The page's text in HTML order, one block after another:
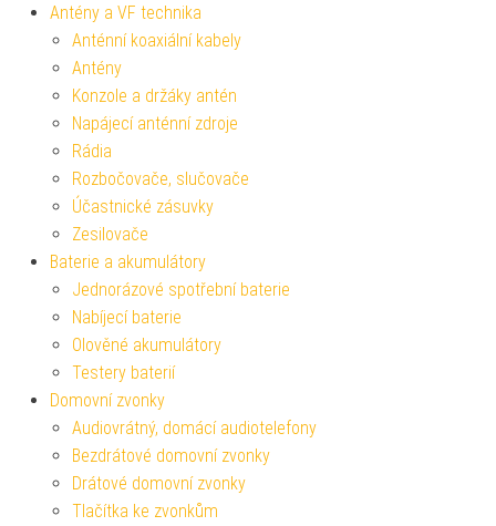
Antény a VF technika
Anténní koaxiální kabely
Antény
Konzole a držáky antén
Napájecí anténní zdroje
Rádia
Rozbočovače, slučovače
Účastnické zásuvky
Zesilovače
Baterie a akumulátory
Jednorázové spotřební baterie
Nabíjecí baterie
Olověné akumulátory
Testery baterií
Domovní zvonky
Audiovrátný, domácí audiotelefony
Bezdrátové domovní zvonky
Drátové domovní zvonky
Tlačítka ke zvonkům